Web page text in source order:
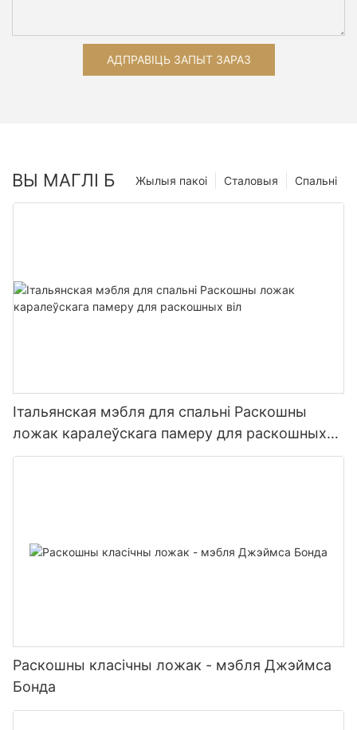
АДПРАВІЦЬ ЗАПЫТ ЗАРАЗ
ВЫ МАГЛІ Б Спальні
Сталовыя
Жылыя пакоі
Італьянская мэбля для спальні Раскошны
ложак каралеўскага памеру для раскошных
віл
Раскошны класічны ложак - мэбля Джэймса
Бонда